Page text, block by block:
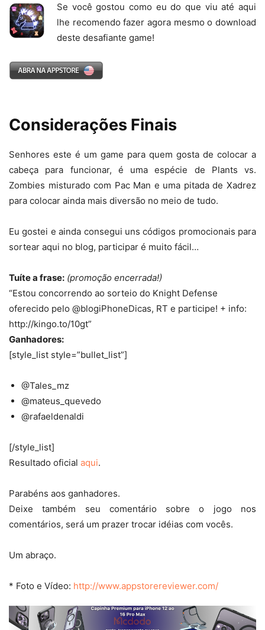
Se você gostou como eu do que viu até aqui
lhe recomendo fazer agora mesmo o download
deste desafiante game!
Considerações Finais
Senhores este é um game para quem gosta de colocar a
cabeça para funcionar, é uma espécie de Plants vs.
Zombies misturado com Pac Man e uma pitada de Xadrez
para colocar ainda mais diversão no meio de tudo.
Eu gostei e ainda consegui uns códigos promocionais para
sortear aqui no blog, participar é muito fácil…
Tuíte a frase: (promoção encerrada!)
“Estou concorrendo ao sorteio do Knight Defense
oferecido pelo @blogiPhoneDicas, RT e participe! + info:
http://kingo.to/10gt”
Ganhadores:
[style_list style=”bullet_list”]
@Tales_mz
@mateus_quevedo
@rafaeldenaldi
[/style_list]
Resultado oficial aqui.
Parabéns aos ganhadores.
Deixe também seu comentário sobre o jogo nos
comentários, será um prazer trocar idéias com vocês.
Um abraço.
* Foto e Vídeo: http://www.appstorereviewer.com/